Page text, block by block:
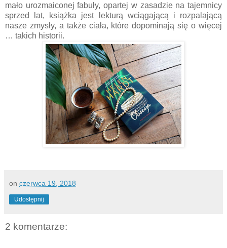
mało urozmaiconej fabuły, opartej w zasadzie na tajemnicy
sprzed lat, książka jest lekturą wciągającą i rozpalającą
nasze zmysły, a także ciała, które dopominają się o więcej
… takich historii.
on czerwca 19, 2018
Udostępnij
2 komentarze: